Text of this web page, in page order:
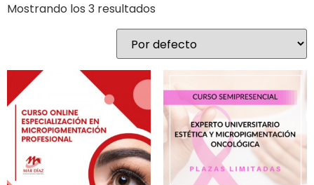
Mostrando los 3 resultados